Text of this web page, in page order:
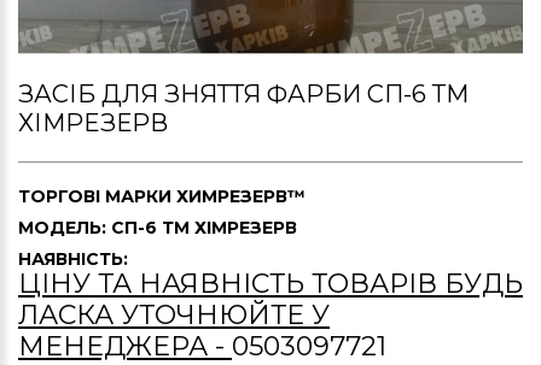
ЗАСІБ ДЛЯ ЗНЯТТЯ ФАРБИ СП-6 ТМ
ХІМРЕЗЕРВ
ТОРГОВІ МАРКИ ХИМРЕЗЕРВ™
МОДЕЛЬ: СП-6 ТМ ХІМРЕЗЕРВ
НАЯВНІСТЬ:
ЦІНУ ТА НАЯВНІСТЬ ТОВАРІВ БУДЬ
ЛАСКА УТОЧНЮЙТЕ У
МЕНЕДЖЕРА - 0503097721